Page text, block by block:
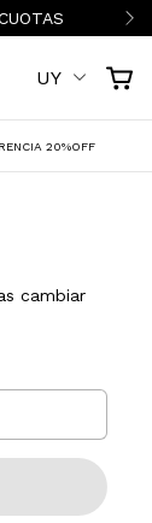
UY
20%OFF
cambiar